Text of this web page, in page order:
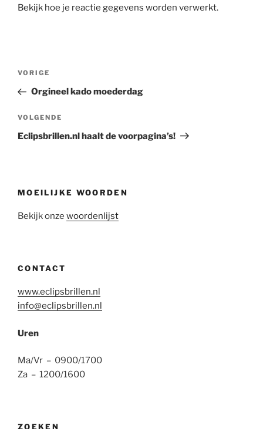
Bekijk hoe je reactie gegevens worden verwerkt.
Bericht
Vorig
bericht
VORIGE
Orgineel kado moederdag
Volgend
bericht
VOLGENDE
Eclipsbrillen.nl haalt de voorpagina’s!
MOEILIJKE WOORDEN
Bekijk onze woordenlijst
CONTACT
www.eclipsbrillen.nl
info@eclipsbrillen.nl
Uren
Ma/Vr – 0900/1700
Za – 1200/1600
ZOEKEN